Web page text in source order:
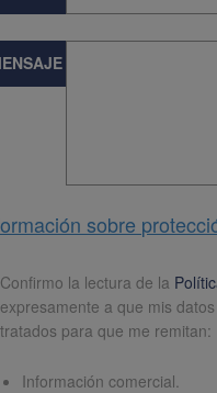
sobre
Confirmo la lectura de la
expresamente a que mis
tratados para que me remitan:
Información comercial.